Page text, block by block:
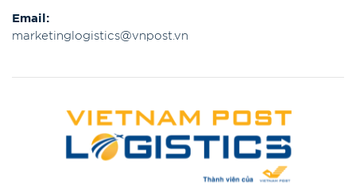
Email:
marketinglogistics@vnpost.vn